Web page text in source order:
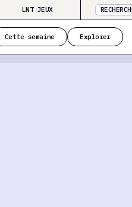
LNT JEUX
Cette semaine Explorer